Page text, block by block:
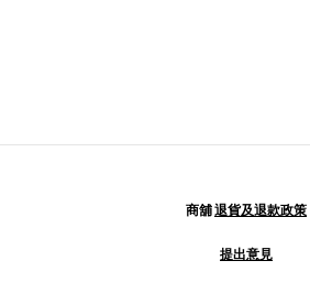
商舖退貨及退款政策
提出意見